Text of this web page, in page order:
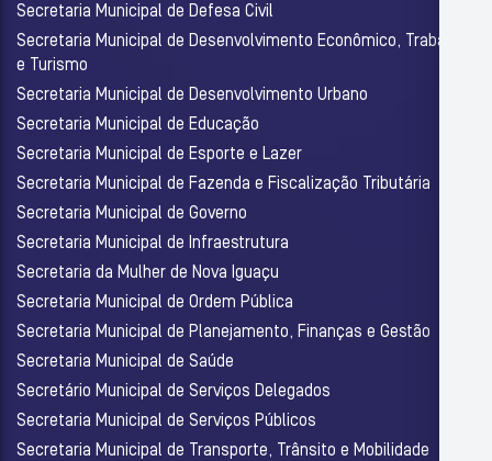
Secretaria Municipal de Defesa Civil
Secretaria Municipal de Desenvolvimento Econômico, Trabalho
e Turismo
Secretaria Municipal de Desenvolvimento Urbano
Secretaria Municipal de Educação
Secretaria Municipal de Esporte e Lazer
Secretaria Municipal de Fazenda e Fiscalização Tributária
Secretaria Municipal de Governo
Secretaria Municipal de Infraestrutura
Secretaria da Mulher de Nova Iguaçu
Secretaria Municipal de Ordem Pública
Secretaria Municipal de Planejamento, Finanças e Gestão
Secretaria Municipal de Saúde
Secretário Municipal de Serviços Delegados
Secretaria Municipal de Serviços Públicos
Secretaria Municipal de Transporte, Trânsito e Mobilidade